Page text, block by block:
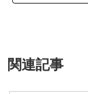
関連記事